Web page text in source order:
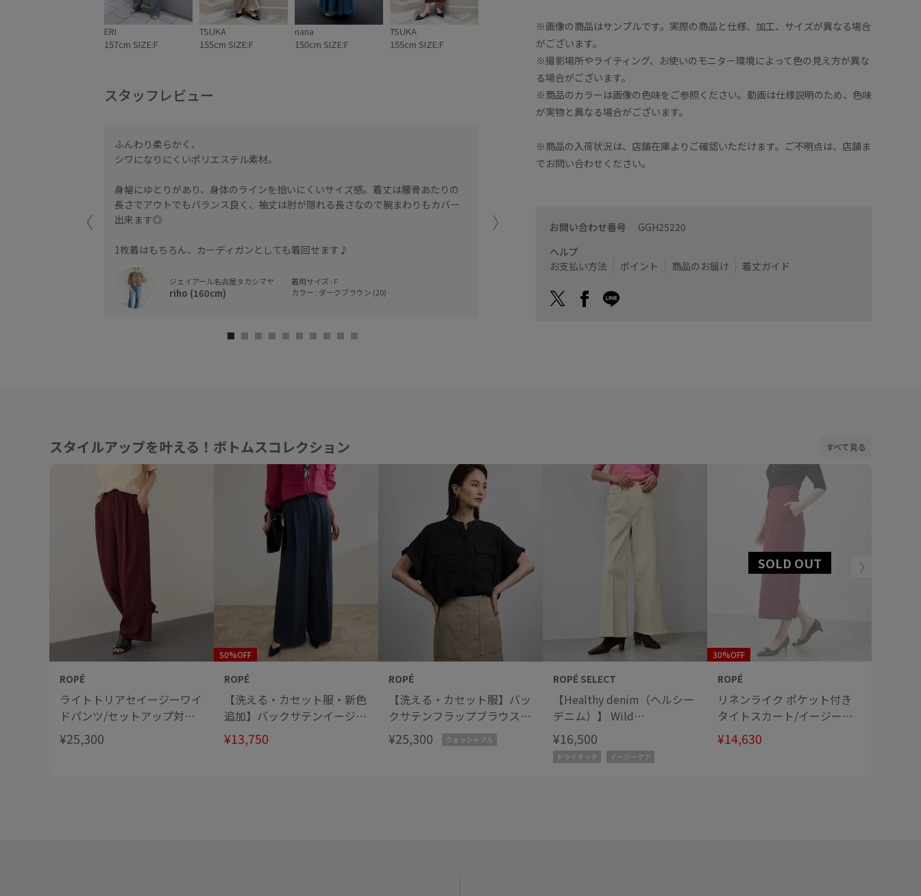
ERI
157cm SIZE:F
TSUKA
155cm SIZE:F
nana
150cm SIZE:F
TSUKA
155cm SIZE:F
スタッフレビュー
ふんわり柔らかく、
シワになりにくいポリエステル素材。
身幅にゆとりがあり、身体のラインを拾いにくいサイズ感。着丈は腰骨あたりの
長さでアウトでもバランス良く、袖丈は肘が隠れる長さなので腕まわりもカバー
出来ます◎
1枚着はもちろん、カーディガンとしても着回せます♪
ジェイアール名古屋タカシマヤ
riho (160cm)
着用サイズ : F
カラー : ダークブラウン (20)
裾がチュールのバルーンになっていてシンプルに見えてデザイン性がありきれいで
す♪1枚着としても羽織りとしてもお使いいただけます。
※画像の商品はサンプルです。実際の商品と仕様、加工、サイズが異なる場合
がございます。
※撮影場所やライティング、お使いのモニター環境によって色の見え方が異な
る場合がございます。
※商品のカラーは画像の色味をご参照ください。動画は仕様説明のため、色味
が実物と異なる場合がございます。
※商品の入荷状況は、店舗在庫よりご確認いただけます。ご不明点は、店舗ま
でお問い合わせください。
お問い合わせ番号 GGH25220
ヘルプ
お支払い方法
ポイント 商品のお届け 着丈ガイド
スタイルアップを叶える！ボトムスコレクション すべて見る
ROPÉ
ライトトリアセイージーワイ
ドパンツ/セットアップ対
応・イージーケア・
¥25,300
50%OFF
ROPÉ
【洗える・カセット服・新色
追加】バックサテンイージー
ワイドパンツ/お仕事・通
勤・セットアップ対応
¥13,750
ROPÉ
【洗える・カセット服】バッ
クサテンフラップブラウス/
お仕事・通勤・セットアップ
対応【ドラマ着用】
¥25,300 ウォッシャブル
ROPÉ SELECT
【Healthy denim（ヘルシー
デニム）】 Wild
Ginger/WEB・一部店舗限定
¥16,500
ドライタッチ イージーケア
30%OFF
ROPÉ
リネンライク ポケット付き
タイトスカート/イージーケ
ア
¥14,630